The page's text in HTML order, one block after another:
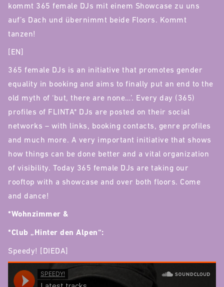
kommt 365 female DJs mit einem Showcase zu uns
auf’s Dach und übernimmt beide Floors. Kommt
tanzen!
[EN]
365 female DJs is an initiative that promotes gender
equality in booking and aims to finally put an end to the
old myth of ‘but, there are none…’. Every day (365)
profiles of FLINTA* DJs are posted on their social
networks – with links, booking contacts, genre profiles
and much more. A very important initiative that shows
how things can be done better and a vital organization
of visibility. Today 365 female DJs are taking our
rooftop with a showcase and over both floors. Come
and dance!
*Wohnzimmer &
*Club „Hinter den Alpen“:
Speedy! [DIEDA]